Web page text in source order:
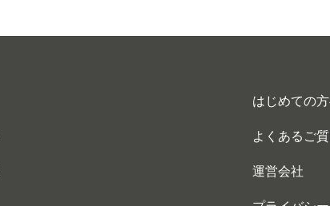
はじめての
よくあるご
運営会社